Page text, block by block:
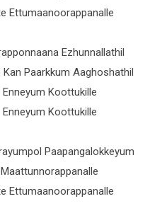
Ettumaanoorappanalle
Ezhunnallathil
Kan Paarkkum Aaghoshathil
Enneyum Koottukille
Enneyum Koottukille
Paapangalokkeyum
Maattunnorappanalle
Ettumaanoorappanalle